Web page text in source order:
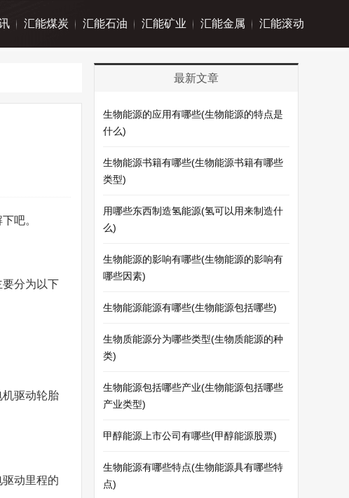
汇能煤炭 汇能石油 汇能矿业 汇能金属 汇能滚动
吧。
分为以下
驱动轮胎
动里程的
最新文章
生物能源的应用有哪些(生物能源的特点是
什么)
生物能源书籍有哪些(生物能源书籍有哪些
类型)
用哪些东西制造氢能源(氢可以用来制造什
么)
生物能源的影响有哪些(生物能源的影响有
哪些因素)
生物能源能源有哪些(生物能源包括哪些)
生物质能源分为哪些类型(生物质能源的种
类)
生物能源包括哪些产业(生物能源包括哪些
产业类型)
甲醇能源上市公司有哪些(甲醇能源股票)
生物能源有哪些特点(生物能源具有哪些特
点)